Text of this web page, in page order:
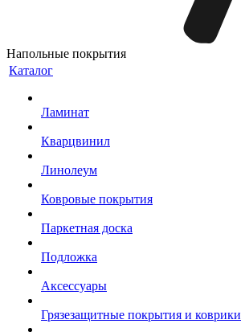
Напольные покрытия
Каталог
Ламинат
Кварцвинил
Линолеум
Ковровые покрытия
Паркетная доска
Подложка
Аксессуары
Грязезащитные покрытия и коврики